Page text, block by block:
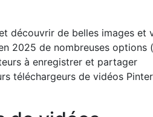
découvrir de belles images et
2025 de nombreuses options
à enregistrer et partager
téléchargeurs de vidéos